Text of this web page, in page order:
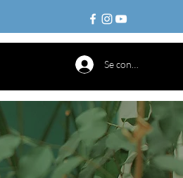
Se connecter